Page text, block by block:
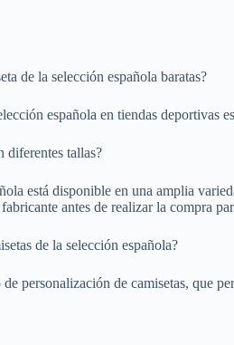
de la selección española baratas?
española en tiendas deportivas
diferentes tallas?
está disponible en una amplia
antes de realizar la compra
de la selección española?
personalización de camisetas, que